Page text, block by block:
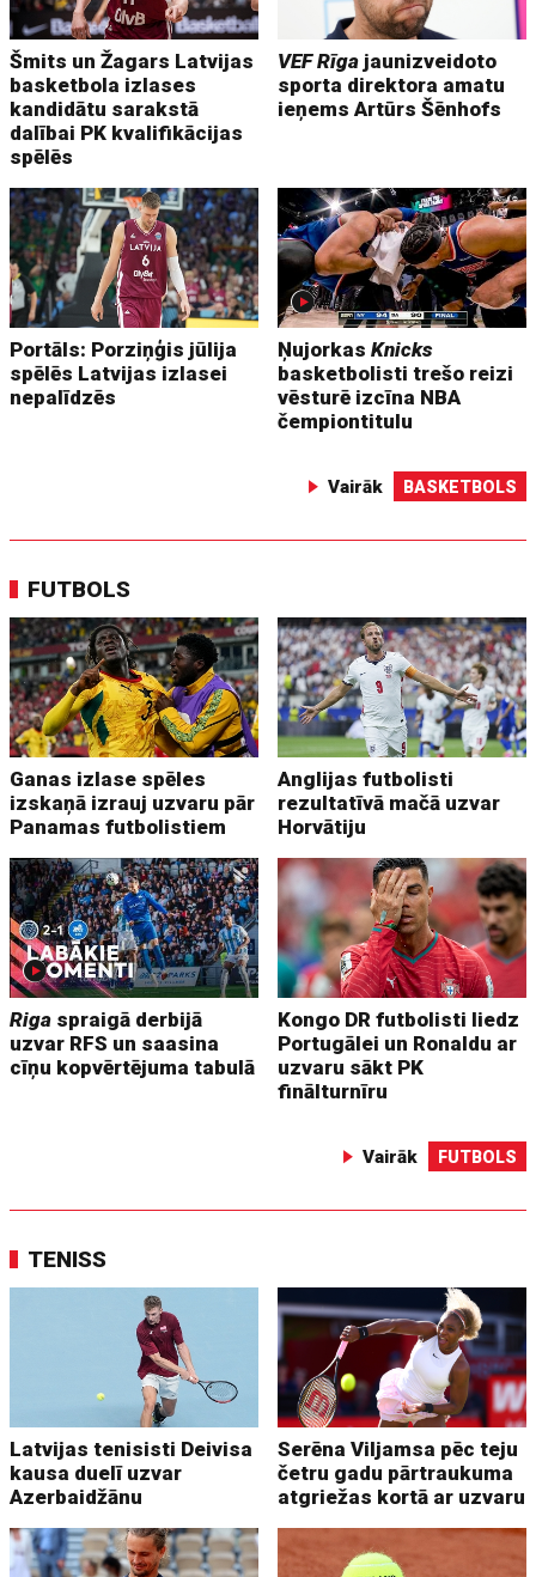
Šmits un Žagars Latvijas
basketbola izlases
kandidātu sarakstā
dalībai PK kvalifikācijas
spēlēs
VEF Rīga jaunizveidoto
sporta direktora amatu
ieņems Artūrs Šēnhofs
Portāls: Porziņģis jūlija
spēlēs Latvijas izlasei
nepalīdzēs
ŅujorkasKnicks
basketbolisti trešo reizi
vēsturē izcīna NBA
čempiontitulu
Vairāk BASKETBOLS
FUTBOLS
Ganas izlase spēles
izskaņā izrauj uzvaru pār
Panamas futbolistiem
Anglijas futbolisti
rezultatīvā mačā uzvar
Horvātiju
Riga spraigā derbijā
uzvar RFS un saasina
cīņu kopvērtējuma tabulā
Kongo DR futbolisti liedz
Portugālei un Ronaldu ar
uzvaru sākt PK
finālturnīru
Vairāk FUTBOLS
TENISS
Latvijas tenisisti Deivisa
kausa duelī uzvar
Azerbaidžānu
Serēna Viljamsa pēc teju
četru gadu pārtraukuma
atgriežas kortā ar uzvaru